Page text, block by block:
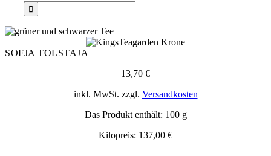
nach:
SOFJA TOLSTAJA
13,70 €
inkl. MwSt. zzgl. Versandkosten
Das Produkt enthält: 100 g
Kilopreis: 137,00 €